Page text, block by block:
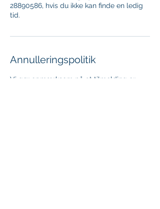
28890586, hvis du ikke kan finde en ledig
tid.
Annulleringspolitik
Vi gør opmærksom på at tilmelding er